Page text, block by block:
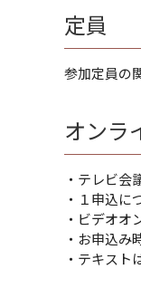
定員
参加定員の
オンラ
・テレビ
・１申込に
・ビデオ
・お申込み
・テキスト